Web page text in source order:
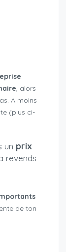
, alors
A moins
(plus ci-
un prix
revends
de ton